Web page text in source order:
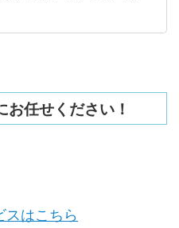
任せください！
スはこちら